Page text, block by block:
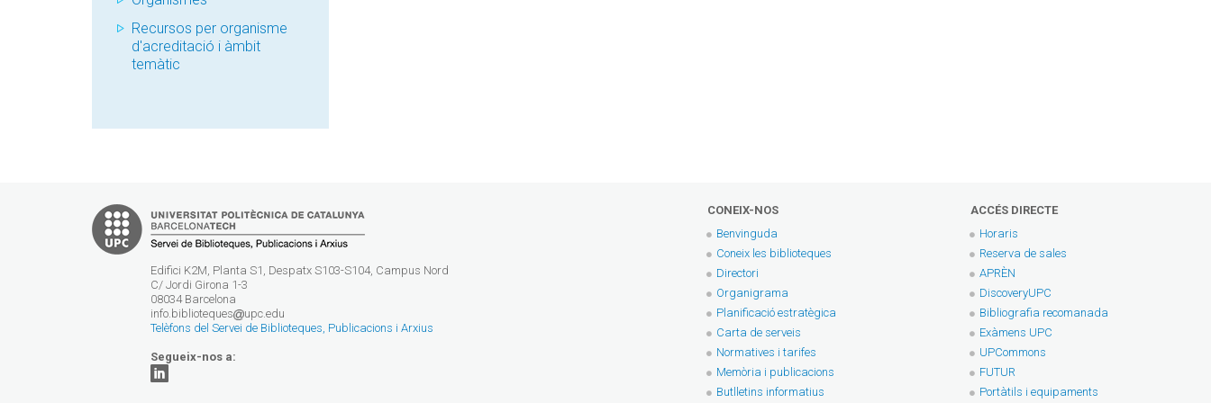
Recursos per organisme
d'acreditació i àmbit
temàtic
Edifici K2M, Planta S1, Despatx S103-S104, Campus Nord
C/ Jordi Girona 1-3
08034 Barcelona
info.biblioteques
upc.edu
Telèfons del Servei de Biblioteques, Publicacions i Arxius
Segueix-nos a:
CONEIX-NOS
Benvinguda
Coneix les biblioteques
Directori
Organigrama
Planificació estratègica
Carta de serveis
Normatives i tarifes
Memòria i publicacions
Butlletins informatius
ACCÉS DIRECTE
Horaris
Reserva de sales
APRÈN
DiscoveryUPC
Bibliografia recomanada
Exàmens UPC
UPCommons
FUTUR
Portàtils i equipaments